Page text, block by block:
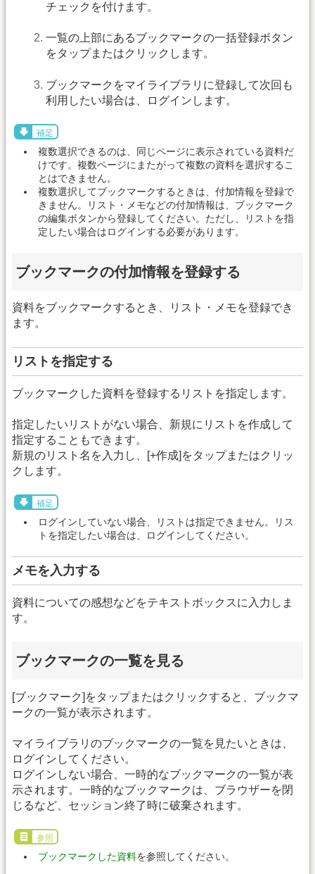
チェックを付けます。
一覧の上部にあるブックマークの一括登録ボタン
をタップまたはクリックします。
ブックマークをマイライブラリに登録して次回も
利用したい場合は、ログインします。
補足
複数選択できるのは、同じページに表示されている資料だ
けです。複数ページにまたがって複数の資料を選択するこ
とはできません。
複数選択してブックマークするときは、付加情報を登録で
きません。リスト・メモなどの付加情報は、ブックマーク
の編集ボタンから登録してください。ただし、リストを指
定したい場合はログインする必要があります。
ブックマークの付加情報を登録する
資料をブックマークするとき、リスト・メモを登録でき
ます。
リストを指定する
ブックマークした資料を登録するリストを指定します。
指定したいリストがない場合、新規にリストを作成して
指定することもできます。
新規のリスト名を入力し、[+作成]をタップまたはクリッ
クします。
補足
ログインしていない場合、リストは指定できません。リス
トを指定したい場合は、ログインしてください。
メモを入力する
資料についての感想などをテキストボックスに入力しま
す。
ブックマークの一覧を見る
[ブックマーク]をタップまたはクリックすると、ブックマ
ークの一覧が表示されます。
マイライブラリのブックマークの一覧を見たいときは、
ログインしてください。
ログインしない場合、一時的なブックマークの一覧が表
示されます。一時的なブックマークは、ブラウザーを閉
じるなど、セッション終了時に破棄されます。
参照
ブックマークした資料を参照してください。